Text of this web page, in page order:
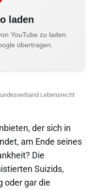
laden
YouTube zu laden.
übertragen.
Lebensrecht
der sich in
am Ende seines
Die
Suizids,
oder gar die